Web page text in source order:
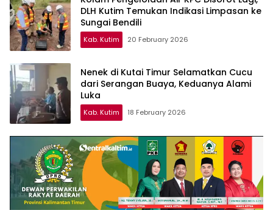
DLH Kutim Temukan Indikasi Limpasan ke
Sungai Bendili
Kab. Kutim 20 February 2026
Nenek di Kutai Timur Selamatkan Cucu
dari Serangan Buaya, Keduanya Alami
Luka
Kab. Kutim 18 February 2026